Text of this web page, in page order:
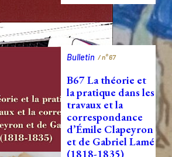
Bulletin / n°67
B67 La théorie et
la pratique dans les
travaux et la
correspondance
d’Émile Clapeyron
et de Gabriel Lamé
(1818-1835)